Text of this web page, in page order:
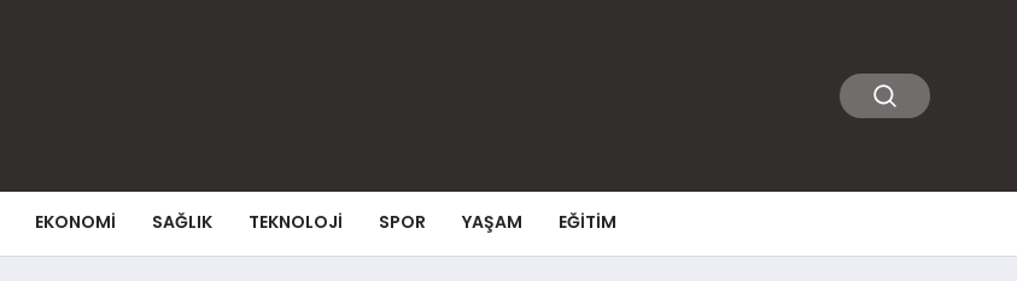
EKONOMI SAĞLIK TEKNOLOJI SPOR YAŞAM EĞITIM